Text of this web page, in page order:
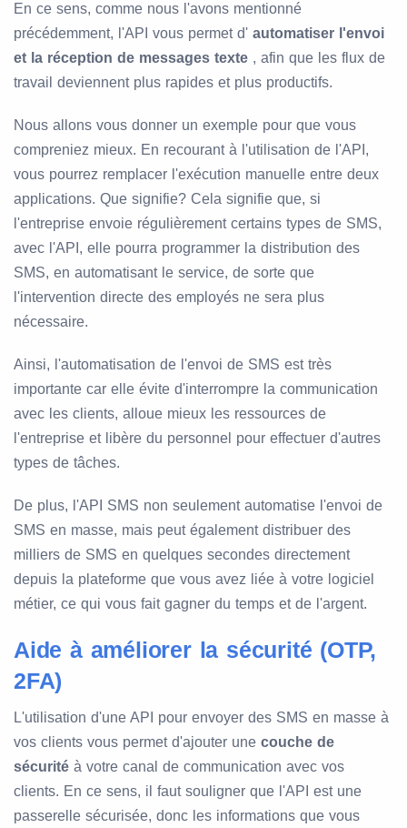
En ce sens, comme nous l'avons mentionné
précédemment, l'API vous permet d' automatiser l'envoi
et la réception de messages texte , afin que les flux de
travail deviennent plus rapides et plus productifs.
Nous allons vous donner un exemple pour que vous
compreniez mieux. En recourant à l'utilisation de l'API,
vous pourrez remplacer l'exécution manuelle entre deux
applications. Que signifie? Cela signifie que, si
l'entreprise envoie régulièrement certains types de SMS,
avec l'API, elle pourra programmer la distribution des
SMS, en automatisant le service, de sorte que
l'intervention directe des employés ne sera plus
nécessaire.
Ainsi, l'automatisation de l'envoi de SMS est très
importante car elle évite d'interrompre la communication
avec les clients, alloue mieux les ressources de
l'entreprise et libère du personnel pour effectuer d'autres
types de tâches.
De plus, l'API SMS non seulement automatise l'envoi de
SMS en masse, mais peut également distribuer des
milliers de SMS en quelques secondes directement
depuis la plateforme que vous avez liée à votre logiciel
métier, ce qui vous fait gagner du temps et de l'argent.
Aide à améliorer la sécurité (OTP,
2FA)
L'utilisation d'une API pour envoyer des SMS en masse à
vos clients vous permet d'ajouter une couche de
sécurité à votre canal de communication avec vos
clients. En ce sens, il faut souligner que l'API est une
passerelle sécurisée, donc les informations que vous